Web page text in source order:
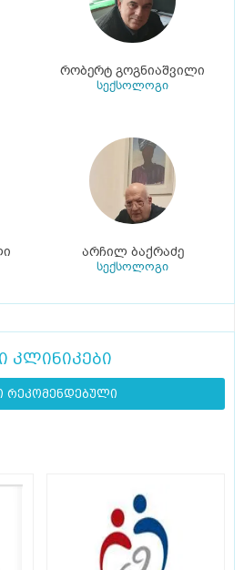
რობერტ გოგნიაშვილი
სექსოლოგი
არჩილ ბაქრაძე
სექსოლოგი
კლინიკები
რეკომენდებული